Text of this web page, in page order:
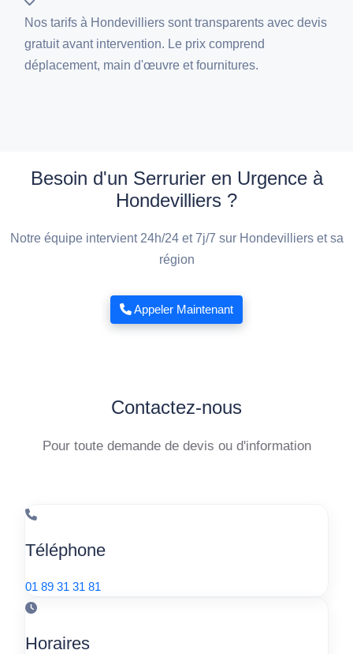
Nos tarifs à Hondevilliers sont transparents avec devis
gratuit avant intervention. Le prix comprend
déplacement, main d'œuvre et fournitures.
Besoin d'un Serrurier en Urgence à
Hondevilliers ?
Notre équipe intervient 24h/24 et 7j/7 sur Hondevilliers et sa
région
Appeler Maintenant
Contactez-nous
Pour toute demande de devis ou d'information
Téléphone
01 89 31 31 81
Horaires